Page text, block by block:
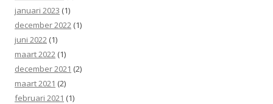
januari 2023 (1)
december 2022 (1)
juni 2022 (1)
maart 2022 (1)
december 2021 (2)
maart 2021 (2)
februari 2021 (1)